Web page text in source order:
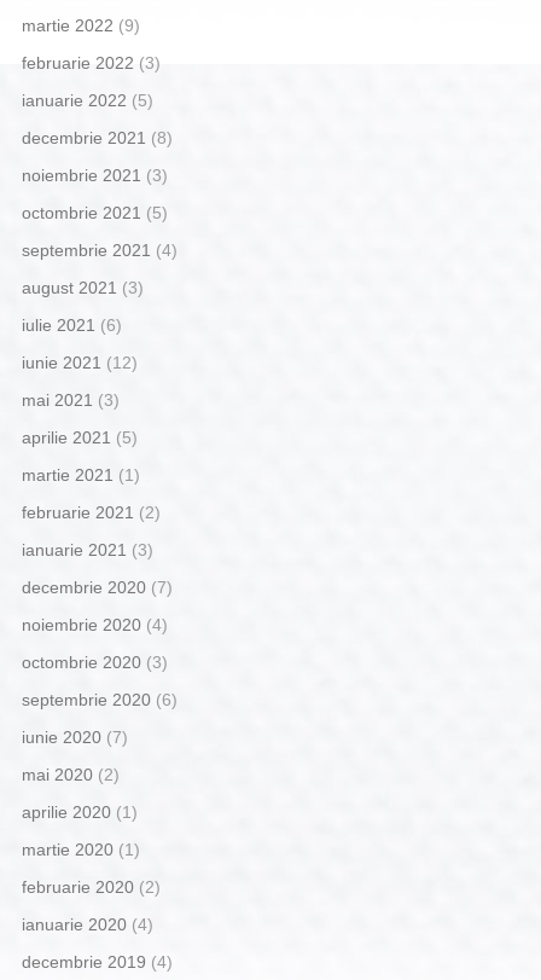
martie 2022 (9)
februarie 2022 (3)
ianuarie 2022 (5)
decembrie 2021 (8)
noiembrie 2021 (3)
octombrie 2021 (5)
septembrie 2021 (4)
august 2021 (3)
iulie 2021 (6)
iunie 2021 (12)
mai 2021 (3)
aprilie 2021 (5)
martie 2021 (1)
februarie 2021 (2)
ianuarie 2021 (3)
decembrie 2020(7)
noiembrie 2020(4)
octombrie 2020(3)
septembrie 2020(6)
iunie 2020(7)
mai 2020(2)
aprilie 2020(1)
martie 2020(1)
februarie 2020(2)
ianuarie 2020(4)
decembrie 2019 (4)